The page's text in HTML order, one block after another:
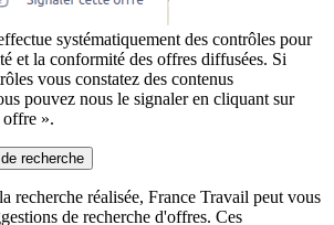
systématiquement des contrôles pour
et la conformité des offres diffusées. Si
vous constatez des contenus
pouvez nous le signaler en cliquant sur
offre ».
recherche
recherche réalisée, France Travail peut vous
de recherche d'offres. Ces